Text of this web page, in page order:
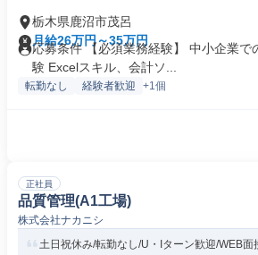
栃木県鹿沼市茂呂
月給26万円～35万円
応募条件 【必須業務経験】 中小企業で
験 Excelスキル、会計ソ...
転勤なし 経験者歓迎 +1個
正社員
品質管理(A1工場)
株式会社ナカニシ
土日祝休み/転勤なし/U・Iターン歓迎/WEB面